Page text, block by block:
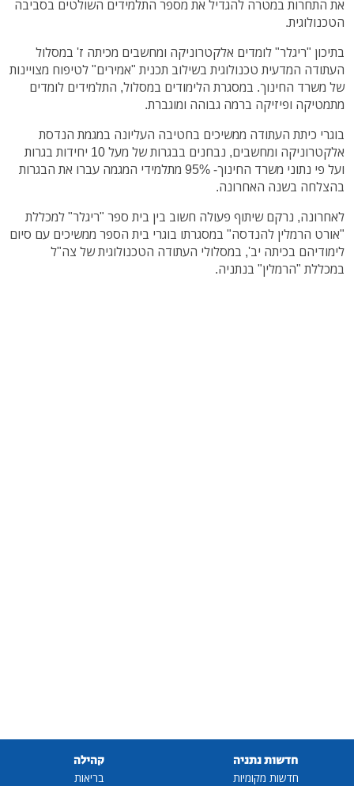
את התחרות במטרה להגדיל את מספר התלמידים השולטים בסביבה
הטכנולוגית.
בתיכון "ריגלר" לומדים אלקטרוניקה ומחשבים מכיתה ז' במסלול
העתודה המדעית טכנולוגית בשילוב תכנית "אמירים" לטיפוח מצויינות
של משרד החינוך. במסגרת הלימודים במסלול, התלמידים לומדים
מתמטיקה ופיזיקה ברמה גבוהה ומוגברת.
בוגרי כיתת העתודה ממשיכים בחטיבה העליונה במגמת הנדסת
אלקטרוניקה ומחשבים, נבחנים בבגרות של מעל 10 יחידות בגרות
ועל פי נתוני משרד החינוך- 95% מתלמידי המגמה עברו את הבגרות
בהצלחה בשנה האחרונה.
לאחרונה, נרקם שיתוף פעולה חשוב בין בית ספר "ריגלר" למכללת
"אורט הרמלין להנדסה" במסגרתו בוגרי בית הספר ממשיכים עם סיום
לימודיהם בכיתה יב', במסלולי העתודה הטכנולוגית של צה"ל
במכללת "הרמלין" בנתניה.
חדשות נתניה
חדשות מקומיות
קהילה
בריאות